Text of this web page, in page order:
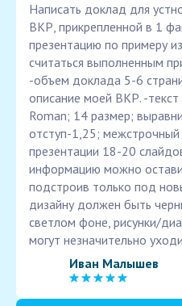
Написать доклад для
ВКР, прикрепленной в 1
презентацию по примеру
считаться выполненным
-объем доклада 5-6
описание моей ВКР. -
Roman; 14 размер;
отступ-1,25;
презентации 18-20
информацию можно
подстроив только под
дизайну должен быть
светлом фоне, рисунки/
могут незначительно
Иван Малышев